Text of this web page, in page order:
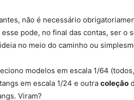
não é necessário
esse pode, no final das contas, ser o
no meio do caminho ou
modelos em escala 1/64
em escala 1/24 e outra coleção
Viram?